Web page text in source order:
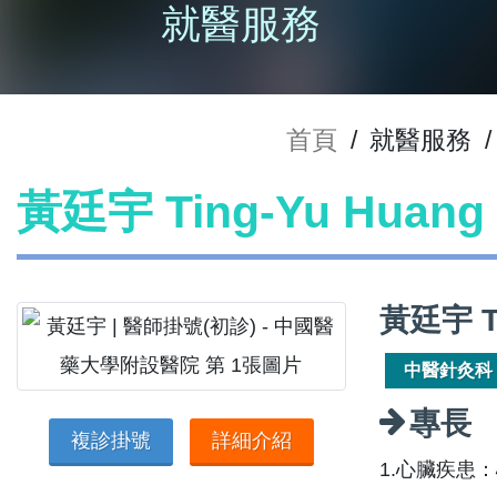
就醫服務
首頁 / 就醫服務 /
黃廷宇 Ting-Yu Huang
複診掛號 詳細介紹
黃廷宇
中醫針灸科
專長
1.心臟疾患